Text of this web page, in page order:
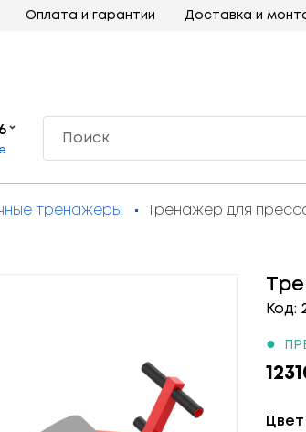
Оплата и гарантии Доставка и
тренажеры Тренажер для
Код:
●
Цвет